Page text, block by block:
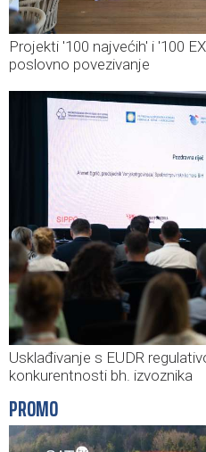
Projekti '100 najvećih' i '100
poslovno povezivanje
Usklađivanje s EUDR
konkurentnosti bh. izvoznika
PROMO